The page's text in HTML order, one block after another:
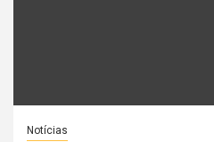
Notícias